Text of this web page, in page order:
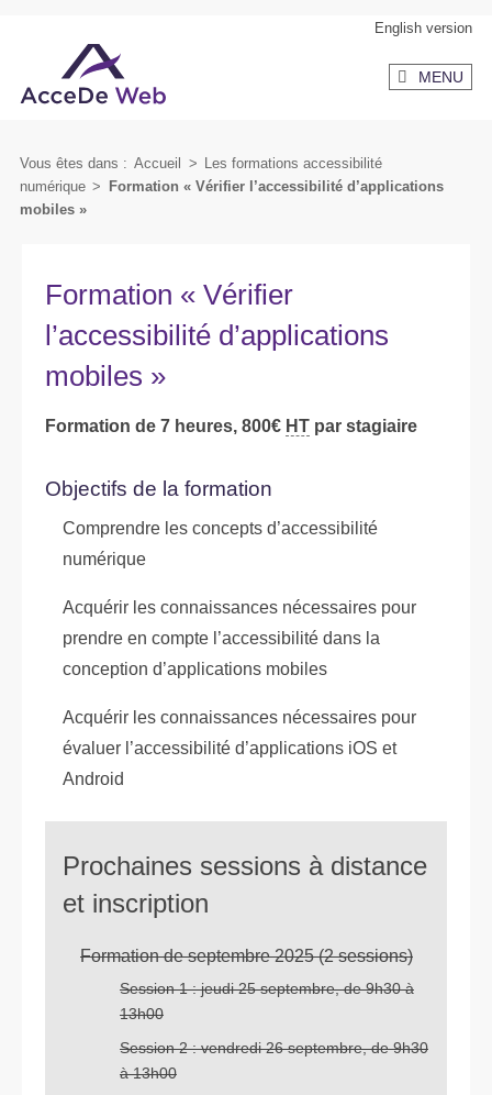
contenu
menu
secondaire
English version
MENU
Vous êtes dans : Accueil >
Les formations accessibilité
numérique >
Formation « Vérifier l’accessibilité d’applications
mobiles »
Formation « Vérifier
l’accessibilité d’applications
mobiles »
Formation de 7 heures, 800€ HT par stagiaire
Objectifs de la formation
Comprendre les concepts d’accessibilité
numérique
Acquérir les connaissances nécessaires pour
prendre en compte l’accessibilité dans la
conception d’applications mobiles
Acquérir les connaissances nécessaires pour
évaluer l’accessibilité d’applications iOS et
Android
Prochaines sessions à distance
et inscription
Formation de septembre 2025 (2 sessions)
Session 1 : jeudi 25 septembre, de 9h30 à
13h00
Session 2 : vendredi 26 septembre, de 9h30
à 13h00